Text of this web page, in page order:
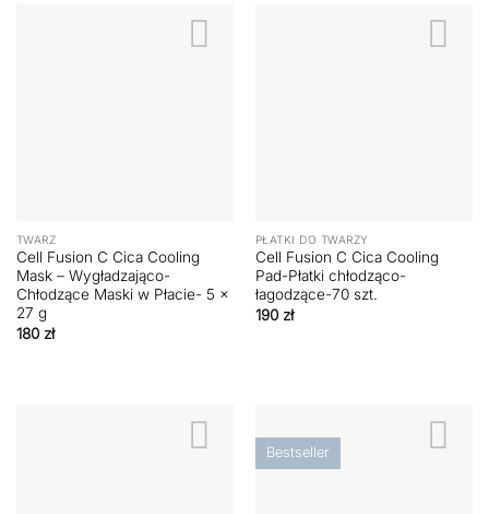
TWARZ
Cell Fusion C Cica Cooling
Mask – Wygładzająco-
Chłodzące Maski w Płacie- 5 x
27 g
180 zł
PŁATKI DO TWARZY
Cell Fusion C Cica Cooling
Pad-Płatki chłodząco-
łagodzące-70 szt.
190 zł
Bestseller